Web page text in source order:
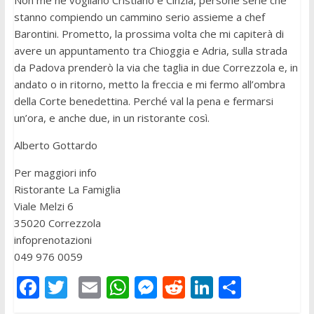
stanno compiendo un cammino serio assieme a chef
Barontini. Prometto, la prossima volta che mi capiterà di
avere un appuntamento tra Chioggia e Adria, sulla strada
da Padova prenderò la via che taglia in due Correzzola e, in
andato o in ritorno, metto la freccia e mi fermo all’ombra
della Corte benedettina. Perché val la pena e fermarsi
un’ora, e anche due, in un ristorante così.
Alberto Gottardo
Per maggiori info
Ristorante La Famiglia
Viale Melzi 6
35020 Correzzola
infoprenotazioni
049 976 0059
F T E W M R Li C